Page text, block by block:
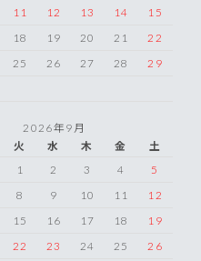
11 12 13 14
15
18 19 20 21
22
25 26 27 28
29
2026年9月
火 水 木 金
土
1
2 3 4
5
8 9 10 11
12
15 16 17 18
19
22 23 24 25 26